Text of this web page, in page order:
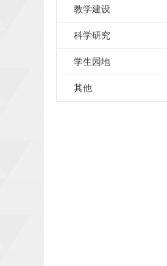
教学建设
科学研究
学生园地
其他